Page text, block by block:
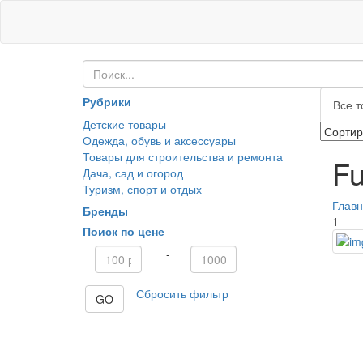
Рубрики
Детские товары
Одежда, обувь и аксессуары
Товары для строительства и ремонта
Дача, сад и огород
Туризм, спорт и отдых
Бренды
Поиск по цене
-
GO Сбросить фильтр
Все
1